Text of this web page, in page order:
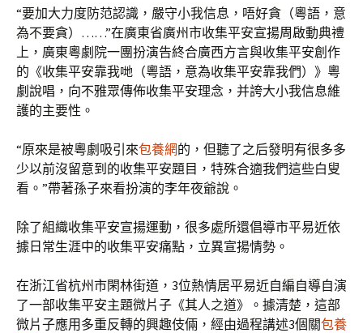
“要加大力度防范認識，嚴守小我信息，唔好貪（粵語，意
為不要貪）……”在廣東省廣州市收集平安宣揚周啟動典禮
上，廣東粵劇院一團扮演告終合廣西方言與收集平安創作
的《收集平安靠我哋（粵語，意為收集平安靠我們）》粵
劇說唱，向不雅眾傳佈收集平安理念，并誇大小我信息維
護的主要性。
“原來是被粵劇吸引來包養網的，但聽了之后發明有很多多
少以前沒留意到的收集平安題目，特殊合適我們這些白叟
看。”帶著孫子來看扮演的李年夜爺說。
除了組織收集平安宣揚運動，很多處所還倡導市平易近依
據日常生涯中的收集平安痛點，立異宣揚情勢。
在浙江省杭州市閑林街道，3位熱情居平易近自編自導自演
了一部收集平安主題微片子《其人之道》。據清楚，這部
微片子應用多重反轉的興趣伎倆，經由過程講述3個關包養